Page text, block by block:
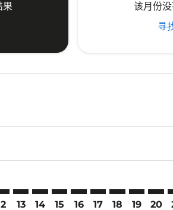
果
该月份
寻
13 14 15 16 17 18 19 20